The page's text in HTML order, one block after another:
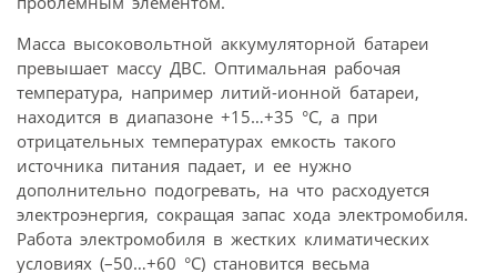
Масса высоковольтной аккумуляторной батареи
превышает массу ДВС. Оптимальная рабочая
температура, например литий-ионной батареи,
находится в диапазоне +15…+35 °С, а при
отрицательных температурах емкость такого
источника питания падает, и ее нужно
дополнительно подогревать, на что расходуется
электроэнергия, сокращая запас хода электромобиля.
Работа электромобиля в жестких климатических
условиях (–50…+60 °С) становится весьма